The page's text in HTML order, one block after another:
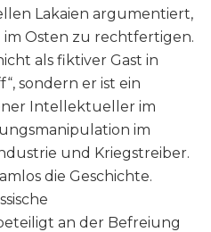
Lakaien argumentiert,
Osten zu rechtfertigen.
als fiktiver Gast in
sondern er ist ein
Intellektueller im
im
und Kriegstreiber.
die Geschichte.
an der Befreiung